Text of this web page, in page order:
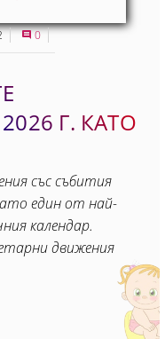
0
Г. КАТО
със събития
един от най-
календар.
движения